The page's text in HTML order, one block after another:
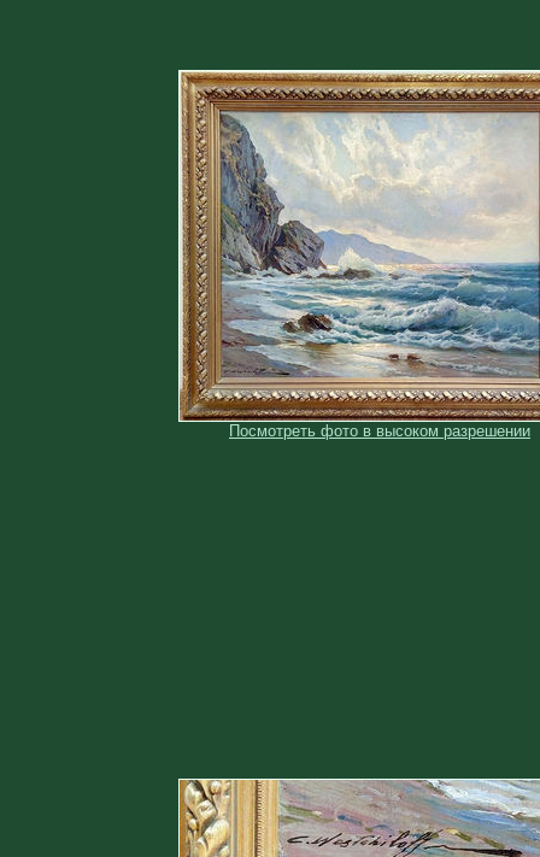
Посмотреть фото в высоком разрешении